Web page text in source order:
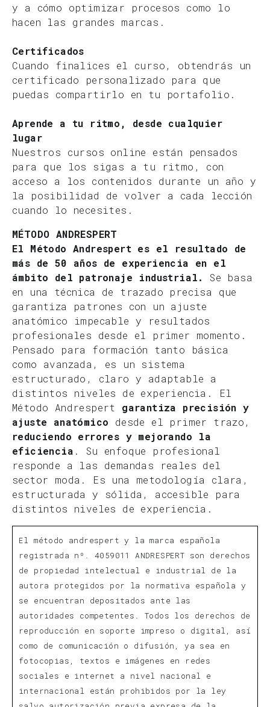
y a cómo optimizar procesos como lo
hacen las grandes marcas.
Certificados
Cuando finalices el curso, obtendrás un
certificado personalizado para que
puedas compartirlo en tu portafolio.
Aprende a tu ritmo, desde cualquier
lugar
Nuestros cursos online están pensados
para que los sigas a tu ritmo, con
acceso a los contenidos durante un año y
la posibilidad de volver a cada lección
cuando lo necesites.
MÉTODO ANDRESPERT
El Método Andrespert es el resultado de
más de 50 años de experiencia en el
ámbito del patronaje industrial.
Se basa
en una técnica de trazado precisa que
garantiza patrones con un ajuste
anatómico impecable y resultados
profesionales desde el primer momento.
Pensado para formación tanto básica
como avanzada, es un sistema
estructurado, claro y adaptable a
distintos niveles de experiencia. El
Método Andrespert garantiza precisión y
ajuste anatómico desde el primer trazo,
reduciendo errores y mejorando la
eficiencia . Su enfoque profesional
responde a las demandas reales del
sector moda. Es una metodología clara,
estructurada y sólida, accesible para
distintos niveles de experiencia.
El método andrespert y la marca española
registrada nº. 4059011 ANDRESPERT son derechos
de propiedad intelectual e industrial de la
autora protegidos por la normativa española y
se encuentran depositados ante las
autoridades competentes. Todos los derechos de
reproducción en soporte impreso o digital, así
como de comunicación o difusión, ya sea en
fotocopias, textos e imágenes en redes
sociales e internet a nivel nacional e
internacional están prohibidos por la ley